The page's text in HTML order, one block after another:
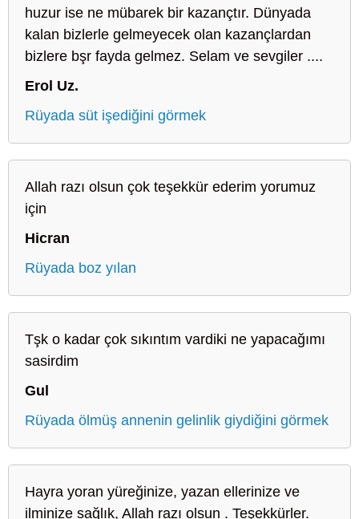
huzur ise ne mübarek bir kazançtır. Dünyada
kalan bizlerle gelmeyecek olan kazançlardan
bizlere bşr fayda gelmez. Selam ve sevgiler ....
Erol Uz.
Rüyada süt işediğini görmek
Allah razı olsun çok teşekkür ederim yorumuz
için
Hicran
Rüyada boz yılan
Tşk o kadar çok sıkıntım vardiki ne yapacağımı
sasirdim
Gul
Rüyada ölmüş annenin gelinlik giydiğini görmek
Hayra yoran yüreğinize, yazan ellerinize ve
ilminize sağlık, Allah razı olsun . Teşekkürler.